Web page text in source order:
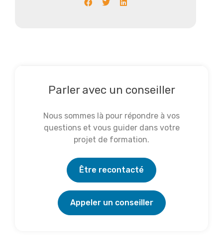
Parler avec un conseiller
Nous sommes là pour répondre à vos
questions et vous guider dans votre
projet de formation.
Être recontacté
Appeler un conseiller